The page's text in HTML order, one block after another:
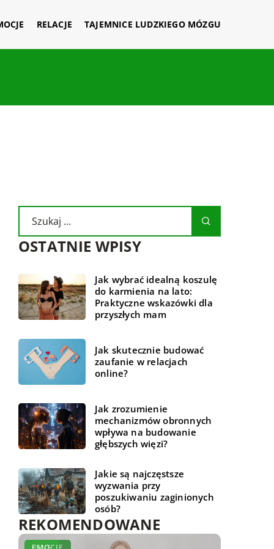
RELACJE TAJEMNICE LUDZKIEGO MÓZGU
OSTATNIE WPISY
Jak wybrać idealną koszulę
do karmienia na lato:
Praktyczne wskazówki dla
przyszłych mam
Jak skutecznie budować
zaufanie w relacjach
online?
Jak zrozumienie
mechanizmów obronnych
wpływa na budowanie
głębszych więzi?
Jakie są najczęstsze
wyzwania przy
poszukiwaniu zaginionych
osób?
REKOMENDOWANE